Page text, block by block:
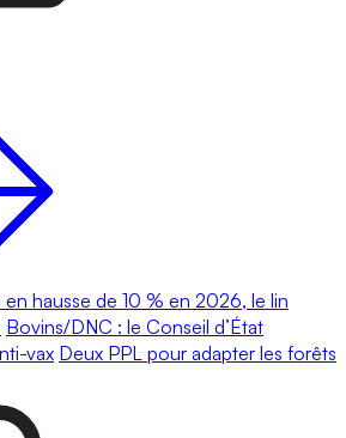
hausse de 10 % en 2026, le lin
Bovins/DNC : le Conseil d’État
vax Deux PPL pour adapter les forêts